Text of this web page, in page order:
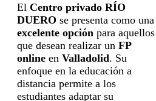
El Centro privado RÍO
DUERO se presenta como una
excelente opción para aquellos
que desean realizar un FP
online en Valladolid. Su
enfoque en la educación a
distancia permite a los
estudiantes adaptar su